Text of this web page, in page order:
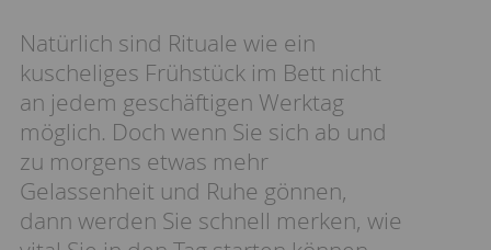
Natürlich sind Rituale wie ein
kuscheliges Frühstück im Bett nicht
an jedem geschäftigen Werktag
möglich. Doch wenn Sie sich ab und
zu morgens etwas mehr
Gelassenheit und Ruhe gönnen,
dann werden Sie schnell merken, wie